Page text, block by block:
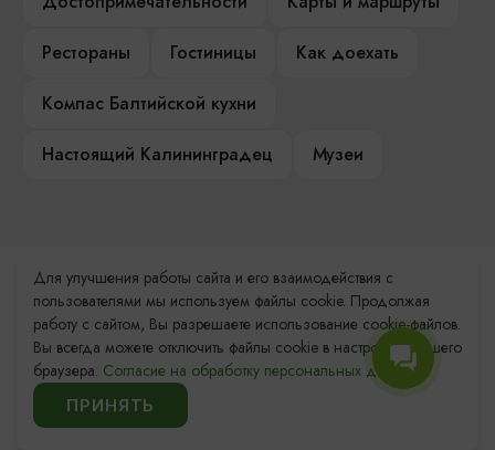
Рестораны
Гостиницы
Как доехать
Компас Балтийской кухни
Настоящий Калининградец
Музеи
Контакты Туристского
информационного центра
+7 (4012) 555-200
8 (800) 200-55-39
Для улучшения работы сайта и его взаимодействия с
пользователями мы используем файлы cookie. Продолжая
работу с сайтом, Вы разрешаете использование cookie-файлов.
Вы всегда можете отключить файлы cookie в настройках Вашего
браузера. Согласие на обработку персональных данных.
ПРИНЯТЬ